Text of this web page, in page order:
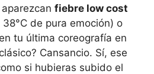
fiebre low cost
de pura emoción) o
tu última coreografía en
Cansancio. Sí, ese
si hubieras subido el